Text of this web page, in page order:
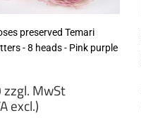
preserved Temari
- 8 heads - Pink purple
MwSt
excl.)